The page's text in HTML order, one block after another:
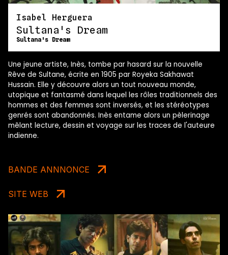
Isabel Herguera
Sultana's Dream
Sultana's Dream
Une jeune artiste, Inès, tombe par hasard sur la nouvelle
Rêve de Sultane, écrite en 1905 par Royeka Sakhawat
Hussain. Elle y découvre alors un tout nouveau monde,
utopique et fantasmé dans lequel les rôles traditionnels des
hommes et des femmes sont inversés, et les stéréotypes
genrés sont abandonnés. Inès entame alors un pèlerinage
mêlant lecture, dessin et voyage sur les traces de l'auteure
indienne.
BANDE ANNNONCE
SITE WEB